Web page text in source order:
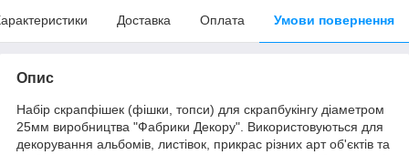
Доставка Оплата Умови повернення
Опис
Набір скрапфішек (фішки, топси) для скрапбукінгу діаметром
25мм виробництва "Фабрики Декору". Використовуються для
декорування альбомів, листівок, прикрас різних арт об'єктів та